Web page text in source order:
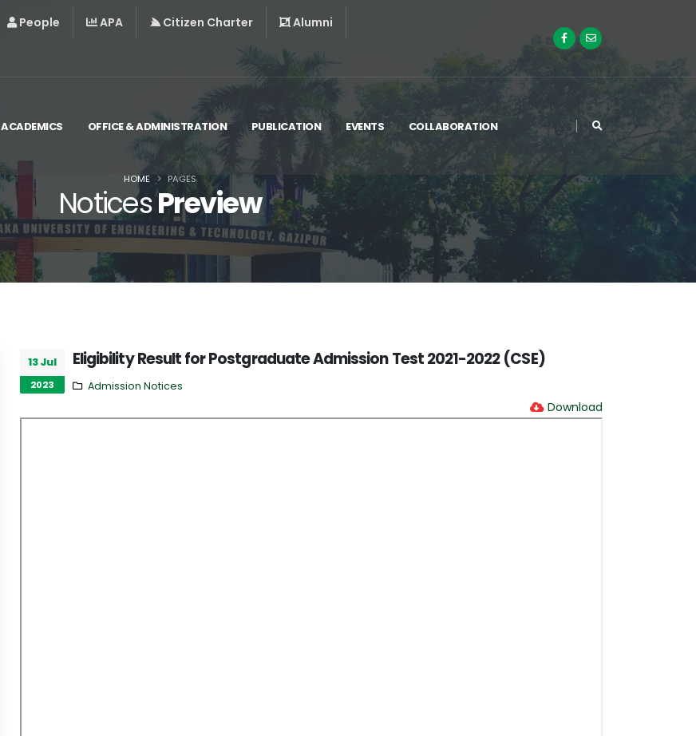
People APA Citizen Charter
Alumni
ACADEMICS OFFICE & ADMINISTRATION PUBLICATION EVENTS COLLABORATION
NoticesPreview
HOME PAGES
13 Jul
2023
Eligibility Result for Postgraduate Admission Test 2021-2022 (CSE)
Admission Notices
Download